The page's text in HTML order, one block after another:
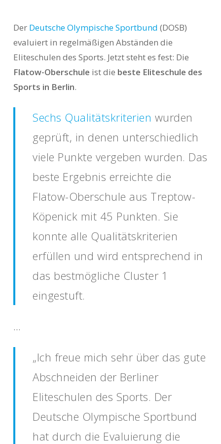
Der Deutsche Olympische Sportbund (DOSB)
evaluiert in regelmäßigen Abständen die
Eliteschulen des Sports. Jetzt steht es fest: Die
Flatow-Oberschule ist die beste Eliteschule des
Sports in Berlin.
Sechs Qualitätskriterien wurden
geprüft, in denen unterschiedlich
viele Punkte vergeben wurden. Das
beste Ergebnis erreichte die
Flatow-Oberschule aus Treptow-
Köpenick mit 45 Punkten. Sie
konnte alle Qualitätskriterien
erfüllen und wird entsprechend in
das bestmögliche Cluster 1
eingestuft.
…
„Ich freue mich sehr über das gute
Abschneiden der Berliner
Eliteschulen des Sports. Der
Deutsche Olympische Sportbund
hat durch die Evaluierung die